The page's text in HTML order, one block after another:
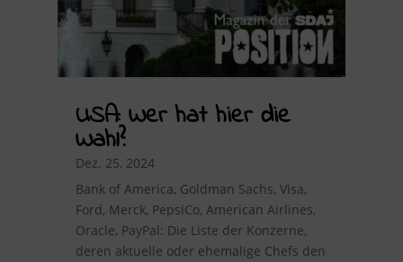
USA: Wer hat hier die
Wahl?
Dez. 25, 2024
Bank of America, Goldman Sachs, Visa,
Ford, Merck, PepsiCo, American Airlines,
Oracle, PayPal: Die Liste der Konzerne,
deren aktuelle oder ehemalige Chefs den